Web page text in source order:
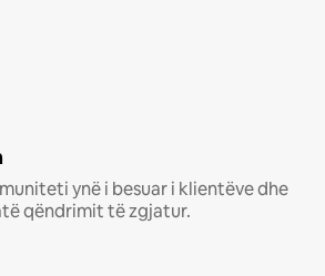
ynë i besuar i klientëve dhe
qëndrimit të zgjatur.